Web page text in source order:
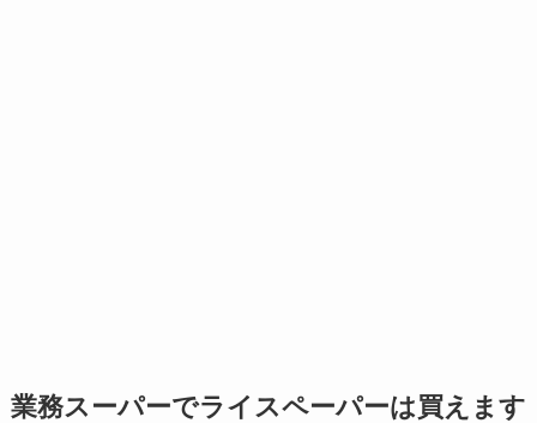
業務スーパーでライスペーパーは買えます